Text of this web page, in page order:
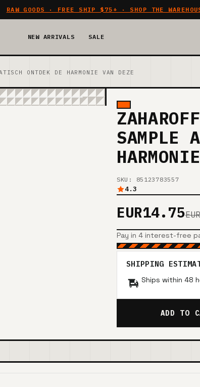
RAW GOODS · FREE SHIP $75+ · SHOP THE
NEW ARRIVALS SALE
ONTDEK DE HARMONIE VAN DEZE
SAMPLE
SKU: 85123783557
4.3
EUR14.75
Pay in 4 interest-free
SHIPPING
Ships within 48
ADD TO